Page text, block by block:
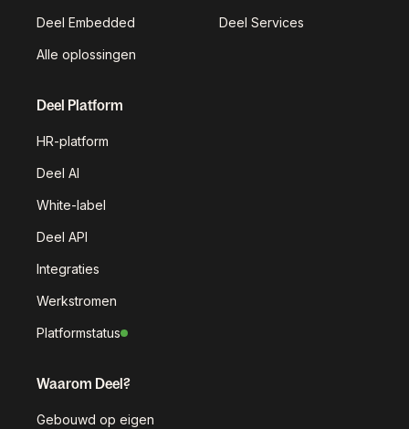
Deel Embedded Deel Services
Alle oplossingen
Deel Platform
HR-platform
Deel AI
White-label
Deel API
Integraties
Werkstromen
Platformstatus
Waarom Deel?
Gebouwd op eigen